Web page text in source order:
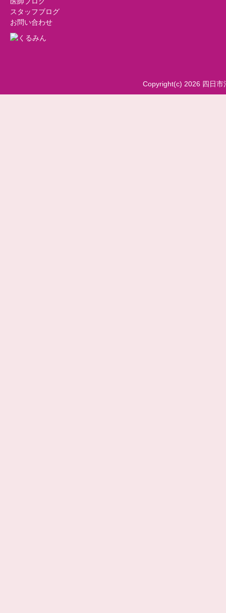
スタッフブログ
お問い合わせ
Copyright(c) 2026 四日